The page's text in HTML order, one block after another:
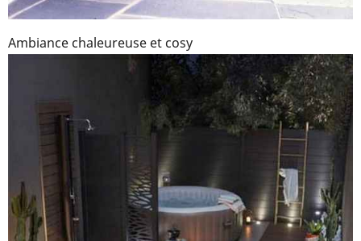
Ambiance chaleureuse et cosy